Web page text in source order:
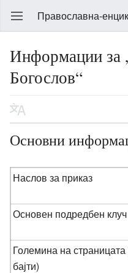
Православна-
Информации за
Богослов“
Основни
Наслов за приказ
Основен подредбен клуч
Големина на
бајти)